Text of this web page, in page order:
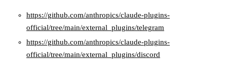
https://github.com/anthropics/claude-plugins-
official/tree/main/external_plugins/telegram
https://github.com/anthropics/claude-plugins-
official/tree/main/external_plugins/discord